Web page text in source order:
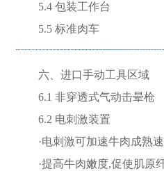
5.4 包装工作台
5.5 标准肉车
六、进口手动工具区域
6.1 非穿透式气动击晕枪
6.2 电刺激装置
·电刺激可加速牛肉成熟
·提高牛肉嫩度,促使肌原